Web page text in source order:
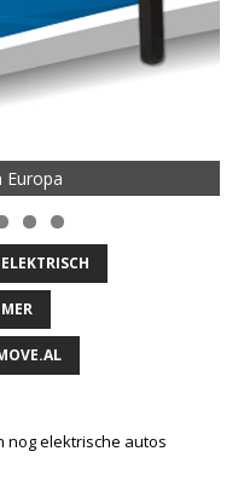
Europa
ELEKTRISCH
nog elektrische autos